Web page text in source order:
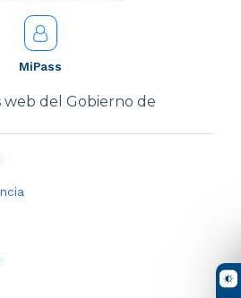
MiPass
web del Gobierno de